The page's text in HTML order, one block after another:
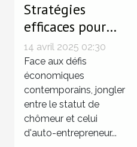
Stratégies
efficaces pour
gérer
simultanément
chômage et
activité d'auto-
entrepreneur
14 avril 2025 02:30
Face aux défis
économiques
contemporains, jongler
entre le statut de
chômeur et celui
d'auto-entrepreneur...